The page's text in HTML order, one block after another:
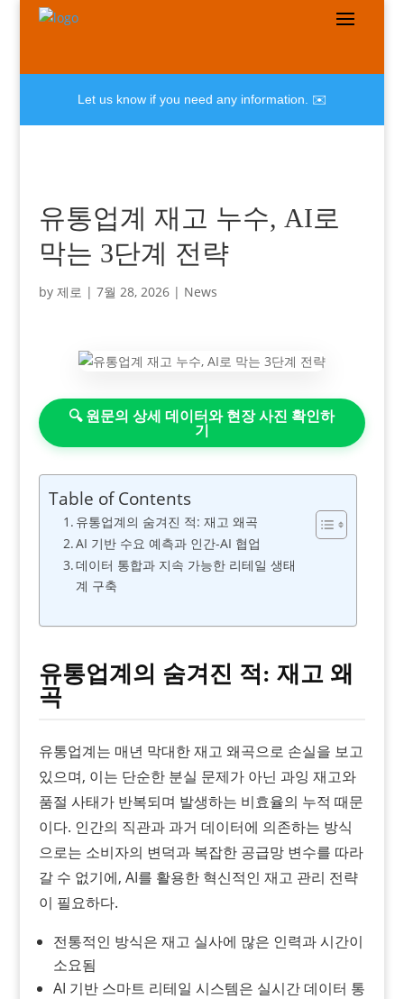
Let us know if you need any information. ✉️
유통업계 재고 누수, AI로
막는 3단계 전략
by 제로 | 7월 28, 2026| News
🔍 원문의 상세 데이터와 현장 사진 확인하
기
Table of Contents
유통업계의 숨겨진 적: 재고 왜곡
AI 기반 수요 예측과 인간-AI 협업
데이터 통합과 지속 가능한 리테일 생태
계 구축
유통업계의 숨겨진 적: 재고 왜
곡
유통업계는 매년 막대한 재고 왜곡으로 손실을 보고
있으며, 이는 단순한 분실 문제가 아닌 과잉 재고와
품절 사태가 반복되며 발생하는 비효율의 누적 때문
이다. 인간의 직관과 과거 데이터에 의존하는 방식
으로는 소비자의 변덕과 복잡한 공급망 변수를 따라
갈 수 없기에, AI를 활용한 혁신적인 재고 관리 전략
이 필요하다.
전통적인 방식은 재고 실사에 많은 인력과 시간이
소요됨
AI 기반 스마트 리테일 시스템은 실시간 데이터 통